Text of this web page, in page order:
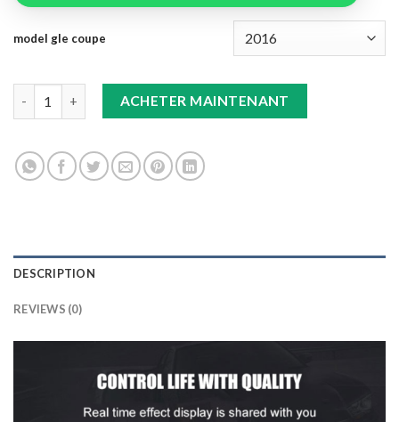
model gle coupe
TAPIS 9D noir/noir/rouge+tapis noir GLE COUPE quantity
ACHETER MAINTENANT
DESCRIPTION
REVIEWS (0)